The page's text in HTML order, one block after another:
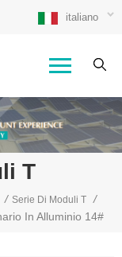
italiano
T
/ Serie Di Moduli T
/
In Alluminio 14#